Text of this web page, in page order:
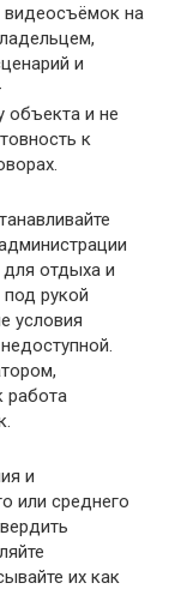
видеосъёмок на
и
объекта и не
к
для отдыха и
рукой
условия
работа
и
или среднего
их как